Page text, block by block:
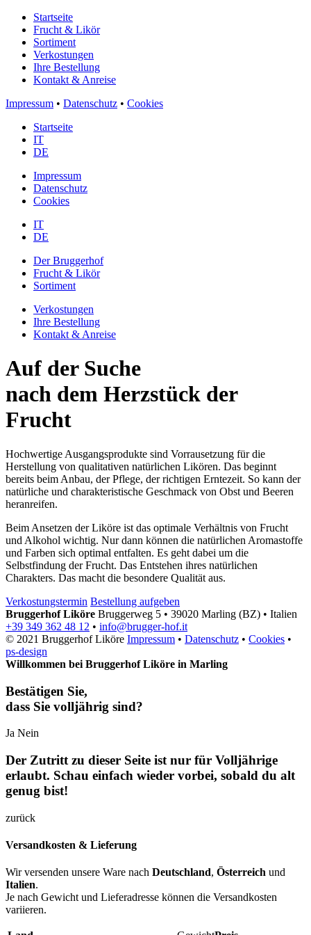
Startseite
Frucht & Likör
Sortiment
Verkostungen
Ihre Bestellung
Kontakt & Anreise
Impressum • Datenschutz • Cookies
Startseite
IT
DE
Impressum
Datenschutz
Cookies
IT
DE
Der Bruggerhof
Frucht & Likör
Sortiment
Verkostungen
Ihre Bestellung
Kontakt & Anreise
Auf der Suche
nach dem Herzstück der
Frucht
Hochwertige Ausgangsprodukte sind Vorrausetzung für die
Herstellung von qualitativen natürlichen Likören. Das beginnt
bereits beim Anbau, der Pflege, der richtigen Erntezeit. So kann der
natürliche und charakteristische Geschmack von Obst und Beeren
heranreifen.
Beim Ansetzen der Liköre ist das optimale Verhältnis von Frucht
und Alkohol wichtig. Nur dann können die natürlichen Aromastoffe
und Farben sich optimal entfalten. Es geht dabei um die
Selbstfindung der Frucht. Das Entstehen ihres natürlichen
Charakters. Das macht die besondere Qualität aus.
Verkostungstermin Bestellung aufgeben
Bruggerhof Liköre Bruggerweg 5 • 39020 Marling (BZ) • Italien
+39 349 362 48 12 • info@brugger-hof.it
© 2021 Bruggerhof Liköre Impressum • Datenschutz • Cookies •
ps-design
Willkommen bei Bruggerhof Liköre in Marling
Bestätigen Sie,
dass Sie volljährig sind?
Ja Nein
Der Zutritt zu dieser Seite ist nur für Volljährige
erlaubt. Schau einfach wieder vorbei, sobald du alt
genug bist!
zurück
Versandkosten & Lieferung
Wir versenden unsere Ware nach Deutschland, Österreich und
Italien.
Je nach Gewicht und Lieferadresse können die Versandkosten
variieren.